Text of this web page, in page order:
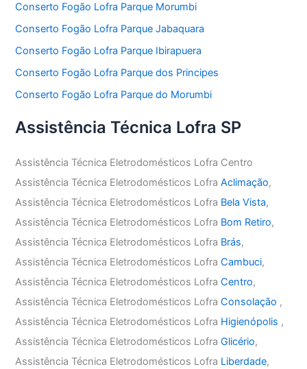
Conserto Fogão Lofra Parque Morumbi
Conserto Fogão Lofra Parque Jabaquara
Conserto Fogão Lofra Parque Ibirapuera
Conserto Fogão Lofra Parque dos Principes
Conserto Fogão Lofra Parque do Morumbi
Assistência Técnica Lofra SP
Assistência Técnica Eletrodomésticos Lofra Centro
Assistência Técnica Eletrodomésticos LofraAclimação,
Assistência Técnica Eletrodomésticos Lofra Bela Vista,
Assistência Técnica Eletrodomésticos Lofra Bom Retiro,
Assistência Técnica Eletrodomésticos Lofra Brás,
Assistência Técnica Eletrodomésticos LofraCambuci,
Assistência Técnica Eletrodomésticos LofraCentro,
Assistência Técnica Eletrodomésticos LofraConsolação ,
Assistência Técnica Eletrodomésticos Lofra Higienópolis ,
Assistência Técnica Eletrodomésticos LofraGlicério,
Assistência Técnica Eletrodomésticos Lofra Liberdade,